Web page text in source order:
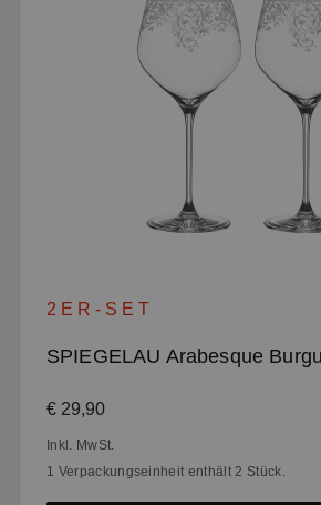
2ER-SET
SPIEGELAU Arabesque
Regulärer Preis:
€ 29,90
Inkl. MwSt.
1 Verpackungseinheit enthält 2 Stück.